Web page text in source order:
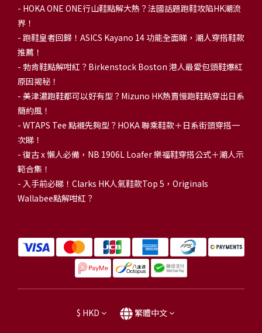
- HOKA ONE ONE行山鞋點解大熱？法國話題跑鞋攻陷HK潮流
界！
- 跑鞋皇者回歸！ASICS Kayano 14 功能全面睇，潮人穿搭鞋款
推薦！
- 勃肯鞋點解咁紅？Birkenstock Boston 港人最愛包頭鞋爆紅
原因揭秘！
- 美津濃跑鞋都可以好有型？Mizuno HK熱賣慢跑鞋點穿出日系
簡約風！
- WTAPS Tee 點襯先夠型？HOKA 聯乘鞋款＋日系街頭穿搭一
次睇！
- 復古 x 懶人必備，NB 1906L Loafer 樂福鞋穿搭公式＋潮人示
範合集！
- 入手前必睇！Clarks HK人氣鞋款Top 5，Originals
Wallabee點解咁紅？
$ HKD 繁體中文